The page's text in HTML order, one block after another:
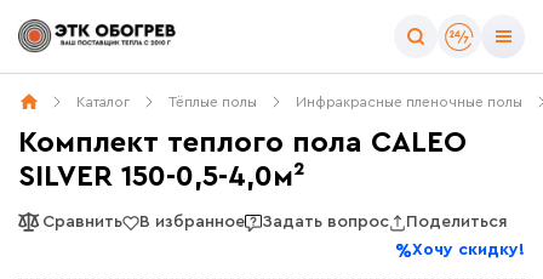
Каталог Тёплые полы Инфракрасные пленочные полы
Комплект теплого пола CALEO
SILVER 150-0,5-4,0м²
Сравнить В избранное Задать вопрос
Поделиться
Хочу скидку!